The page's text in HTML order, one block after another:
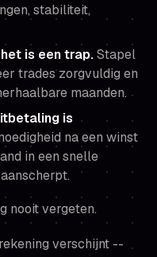
stabiliteit,
is een trap.Stapel
trades zorgvuldig en
maanden.
is
na een winst
in een snelle
nooit vergeten.
verschijnt --